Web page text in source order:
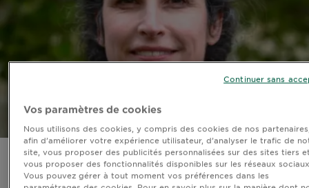
« C’est en rendant visibles ces liens entre nos gestes
quotidiens et l’état des forêts que nous pouvons
Vos paramètres de cookies
Nous utilisons des cookies, y compris des cookies de nos
afin d’améliorer votre expérience utilisateur, d’analyser le trafic de
site, vous proposer des publicités personnalisées sur des sites tiers
vous proposer des fonctionnalités disponibles sur les réseaux
Vous pouvez gérer à tout moment vos préférences dans les
Continuer sans